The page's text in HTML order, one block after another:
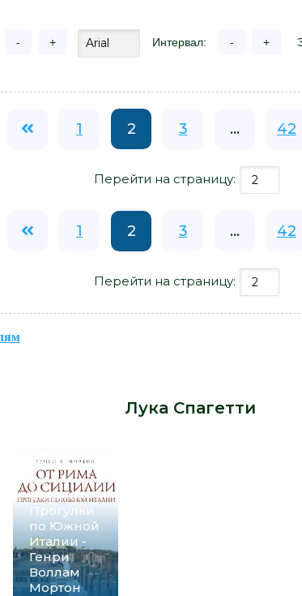
- + Интервал: - +
1 2 3 ... 42
Перейти на страницу:
1 2 3 ... 42
Перейти на страницу:
-Лука Спагетти
От Рима
до
Сицилии.
Прогулки
по Южной
Италии -
Генри
Воллам
Мортон